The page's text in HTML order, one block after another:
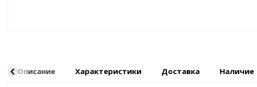
Описание Характеристики Доставка Наличие